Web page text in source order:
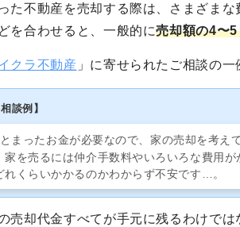
た不動産を売却する際は、さまざま
を合わせると、一般的に売却額の4〜
クラ不動産 」に寄せられたご相談の一
談例】
まったお金が必要なので、家の売却を考え
家を売るには仲介手数料やいろいろな費用が
れくらいかかるのかわからず不安です…。
売却代金すべてが手元に残るわけでは